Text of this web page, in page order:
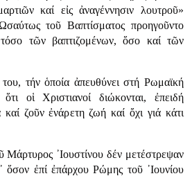
καί εἰς ἀναγέννησιν λουτροῦ»
τοῦ Βαπτίσματος προηγοῦντο
τῶν βαπτιζομένων, ὅσο καί τῶν
τήν ὁποία ἀπευθύνει στή Ρωμαϊκή
οἱ Χριστιανοί διώκονται, ἐπειδή
ζοῦν ἐνάρετη ζωή καί ὄχι γιά κάτι
Μάρτυρος ᾿Ιουστίνου δέν μετέστρεψαν
ὅσον ἐπί ἐπάρχου Ρώμης τοῦ ᾿Ιουνίου